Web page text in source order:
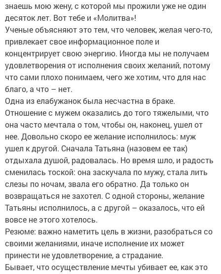
знаешь мою жену, с которой мы прожили уже не один
десяток лет. Вот тебе и «Молитва»!
Ученые объясняют это тем, что человек, желая чего-то,
привлекает свое информационное поле и
концентрирует свою энергию. Иногда мы не получаем
удовлетворения от исполнения своих желаний, потому
что сами плохо понимаем, чего же хотим, что для нас
благо, а что – нет.
Одна из елабужанок была несчастна в браке.
Отношение с мужем оказались до того тяжелыми, что
она часто мечтала о том, чтобы он, наконец, ушел от
нее. Довольно скоро ее желание исполнилось: муж
ушел к другой. Сначала Татьяна (назовем ее так)
отдыхала душой, радовалась. Но время шло, и радость
сменилась тоской: она заскучала по мужу, стала лить
слезы по ночам, звала его обратно. Да только он
возвращаться не захотел. С одной стороны, желание
Татьяны исполнилось, а с другой – оказалось, что ей
вовсе не этого хотелось.
Резюме: важно наметить цель в жизни, разобраться со
своими желаниями, иначе исполнение их может
принести не удовлетворение, а страдание.
Бывает, что осуществление мечты убивает ее, как это